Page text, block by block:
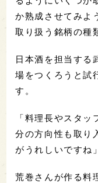
か熟成させてみよ
取り扱う銘柄の種
日本酒を担当する
場をつくろうと試
す。
「料理長やスタ
分の方向性も取り
がうれしいですね
荒巻さんが作る料